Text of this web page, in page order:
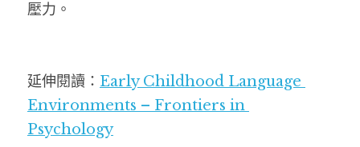
壓力。
延伸閱讀： Early Childhood Language
Environments – Frontiers in
Psychology